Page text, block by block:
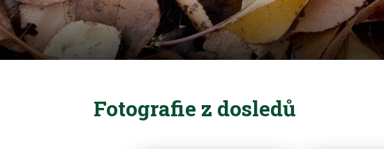
Fotografie z dosledů